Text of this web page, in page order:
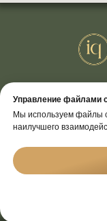
Управление файлами
Мы используем файлы
наилучшего
Согласие
ИП
На сайте